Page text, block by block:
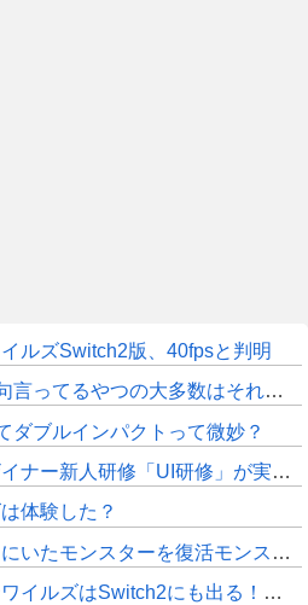
ルズSwitch2版、40fpsと判明
はそれしてないだけの雑魚だから聞く耳持つだけムダよ
ダブルインパクトって微妙？
研修「UI研修」が実装まで進みました！
体験した？
ターを復活モンスターと呼ぶのはやめよう
出る！」👈こいつにかけたい言葉ｗｗｗｗｗｗｗｗｗ